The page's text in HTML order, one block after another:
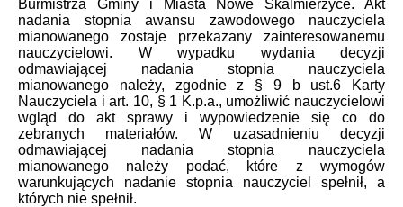
Burmistrza Gminy i Miasta Nowe Skalmierzyce. Akt
nadania stopnia awansu zawodowego nauczyciela
mianowanego zostaje przekazany zainteresowanemu
nauczycielowi. W wypadku wydania decyzji
odmawiającej nadania stopnia nauczyciela
mianowanego należy, zgodnie z § 9 b ust.6 Karty
Nauczyciela i art. 10, § 1 K.p.a., umożliwić nauczycielowi
wgląd do akt sprawy i wypowiedzenie się co do
zebranych materiałów. W uzasadnieniu decyzji
odmawiającej nadania stopnia nauczyciela
mianowanego należy podać, które z wymogów
warunkujących nadanie stopnia nauczyciel spełnił, a
których nie spełnił.